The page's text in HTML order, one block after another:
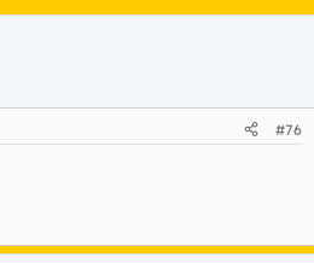
#76